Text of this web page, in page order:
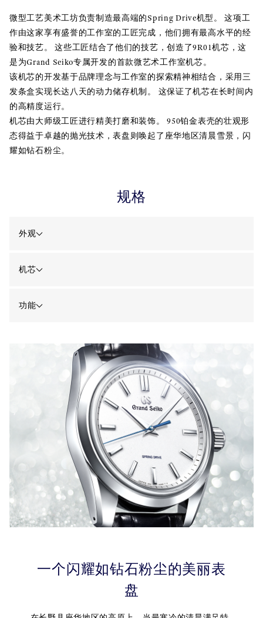
微型工艺美术工坊负责制造最高端的Spring Drive机型。 这项工
作由这家享有盛誉的工作室的工匠完成，他们拥有最高水平的经
验和技艺。 这些工匠结合了他们的技艺，创造了9R01机芯，这
是为Grand Seiko专属开发的首款微艺术工作室机芯。
该机芯的开发基于品牌理念与工作室的探索精神相结合，采用三
发条盒实现长达八天的动力储存机制。 这保证了机芯在长时间内
的高精度运行。
机芯由大师级工匠进行精美打磨和装饰。 950铂金表壳的壮观形
态得益于卓越的抛光技术，表盘则唤起了座华地区清晨雪景，闪
耀如钻石粉尘。
规格
外观
机芯
功能
一个闪耀如钻石粉尘的美丽表
盘